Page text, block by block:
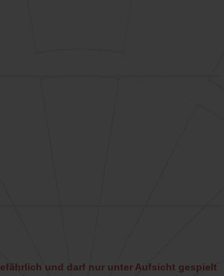
und darf nur unter Aufsicht gespielt